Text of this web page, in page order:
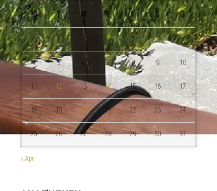
M T W T F S S
1 2 3
4 5 6 7 8 9 10
11 12 13 14 15 16 17
18 19 20 21 22 23 24
25 26 27 28 29 30 31
« Apr